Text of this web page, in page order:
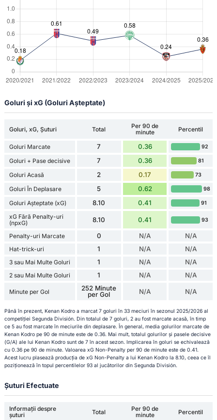
Goluri și xG (Goluri Așteptate)
Goluri, xG, Șuturi Total
Per 90 de
minute
Percentil
Goluri Marcate 7 0.36 92
Goluri + Pase decisive 7 0.36 81
Goluri Acasă 2 0.17 73
Goluri În Deplasare 5 0.62 98
Goluri Așteptate (xG) 8.10 0.41 91
xG Fără Penalty-uri
(npxG)
8.10 0.41 93
Penalty-uri Marcate 0 N/A N/A
Hat-trick-uri 1 N/A N/A
3 sau Mai Multe Goluri 1 N/A N/A
2 sau Mai Multe Goluri 1 N/A N/A
Minute per Gol
252 Minute
per Gol
N/A N/A
Până în prezent, Kenan Kodro a marcat 7 goluri în 33 meciuri în sezonul 2025/2026 al
competiției Segunda División. Din totalul de 7 goluri, 2 au fost marcate acasă, în timp
ce 5 au fost marcate în meciurile din deplasare. În general, media golurilor marcate de
Kenan Kodro pe 90 de minute este de 0.36. Mai mult, totalul golurilor și pasele decisive
(G/A) ale lui Kenan Kodro sunt de 7 în acest sezon. Implicarea în goluri se echivalează
cu 0.36 pe 90 de minute. Valoarea xG Non-Penalty per 90 de minute este de 0.41.
Acest lucru plasează producția de xG Non-Penalty a lui Kenan Kodro la 8.10, ceea ce îl
poziționează în topul percentilelor 93 al jucătorilor din Segunda División.
Șuturi Efectuate
Informații despre
șuturi
Total
Per 90 de
minute
Percentil